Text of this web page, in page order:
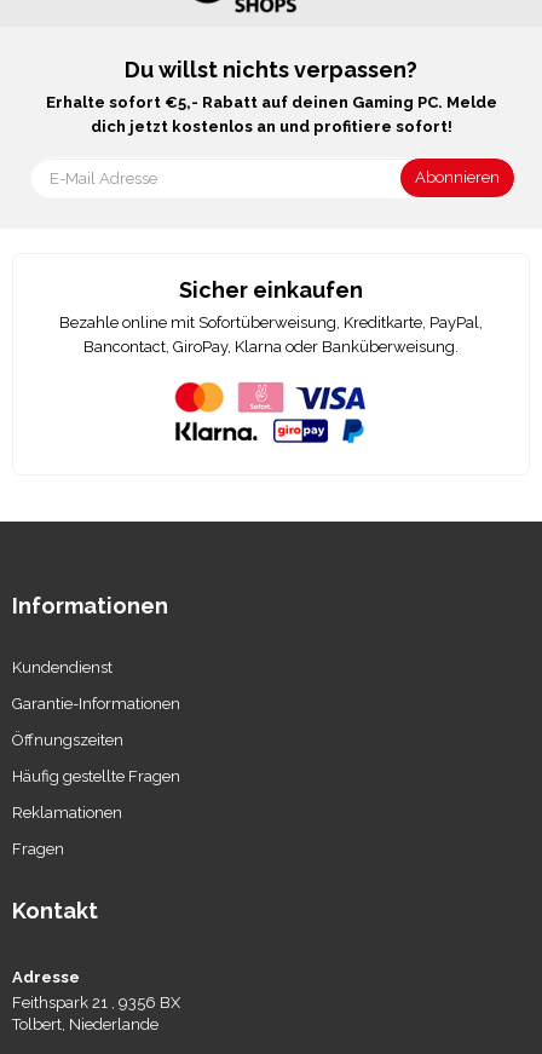
Du willst nichts verpassen?
Erhalte sofort €5,- Rabatt auf deinen Gaming PC. Melde
dich jetzt kostenlos an und profitiere sofort!
Sicher einkaufen
Bezahle online mit Sofortüberweisung, Kreditkarte, PayPal,
Bancontact, GiroPay, Klarna oder Banküberweisung.
Informationen
Kundendienst
Garantie-Informationen
Öffnungszeiten
Häufig gestellte Fragen
Reklamationen
Fragen
Kontakt
Adresse
Feithspark 21 , 9356 BX
Tolbert, Niederlande